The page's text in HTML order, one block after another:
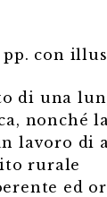
pp. con
di una
nonché la
lavoro di
rurale
ed